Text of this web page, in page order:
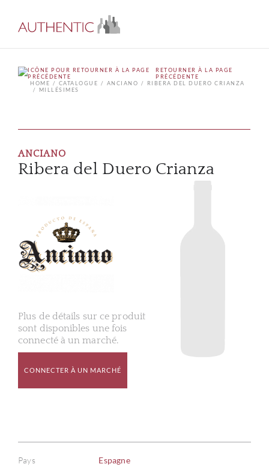
RETOURNER À LA PAGE
PRÉCÉDENTE
HOME
CATALOGUE ANCIANO
RIBERA DEL DUERO CRIANZA
MILLÉSIMES
ANCIANO
Ribera del Duero Crianza
Plus de détails sur ce produit
sont disponibles une fois
connecté à un marché.
CONNECTER À UN MARCHÉ
Pays Espagne